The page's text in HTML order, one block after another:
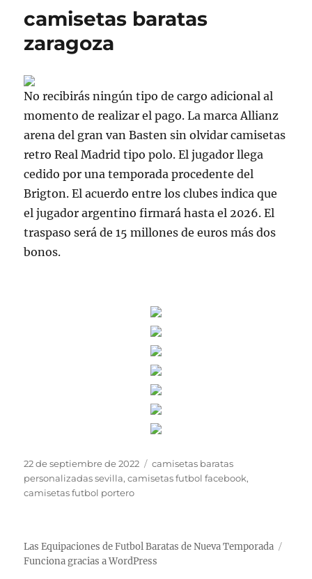
camisetas baratas
zaragoza
No recibirás ningún tipo de cargo adicional al
momento de realizar el pago. La marca Allianz
arena del gran van Basten sin olvidar camisetas
retro Real Madrid tipo polo. El jugador llega
cedido por una temporada procedente del
Brigton. El acuerdo entre los clubes indica que
el jugador argentino firmará hasta el 2026. El
traspaso será de 15 millones de euros más dos
bonos.
Publicado
el
22 de septiembre de 2022 Etiquetas
camisetas baratas
personalizadas sevilla,camisetas futbol facebook,
camisetas futbol portero
Las Equipaciones de Futbol Baratas de Nueva Temporada
Funciona gracias a WordPress